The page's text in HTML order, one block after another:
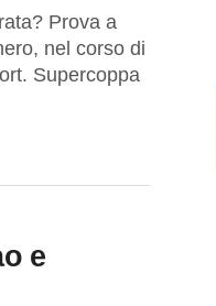
Prova a
nel corso di
Supercoppa
e